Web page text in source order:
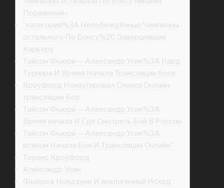
Поражений»
“категория%3A Непобеждённые Чемпионы
остального По Боксу%2C Завершившие
Карьеру
Тайсон Фьюри — Александр Усик%3A Кард
Турнира И Время Начала Трансляции боев
Кроуфорд Нокаутировал Спенса Онлайн-
трансляция Боя
Тайсон Фьюри — Александр Усик%3A
Время начала И Где Смотреть Бой В России
Тайсон Фьюри — Александр Усик%3A
всяком Начала Боя И Трансляция Онлайн”
Теренс Кроуфорд
Александр Усик
Фьюри в Нокдауне И аналогичный Исход